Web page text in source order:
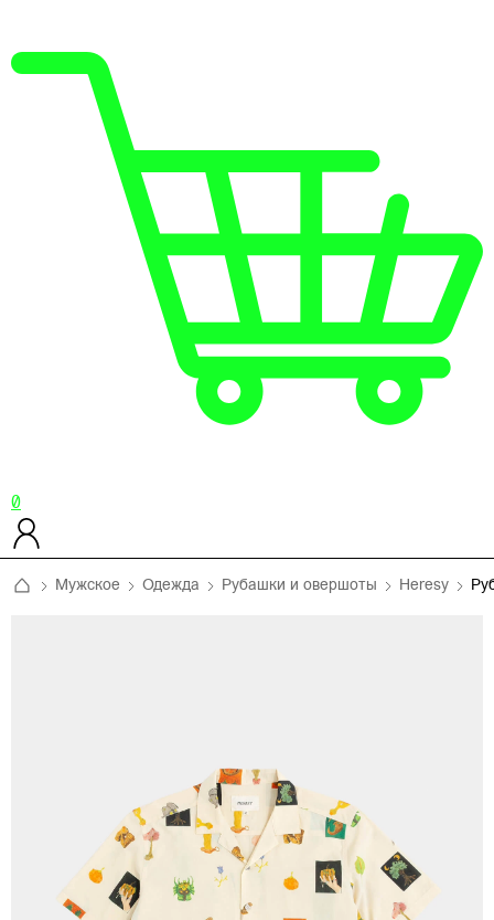
0
Мужское Одежда Рубашки и овершоты Heresy